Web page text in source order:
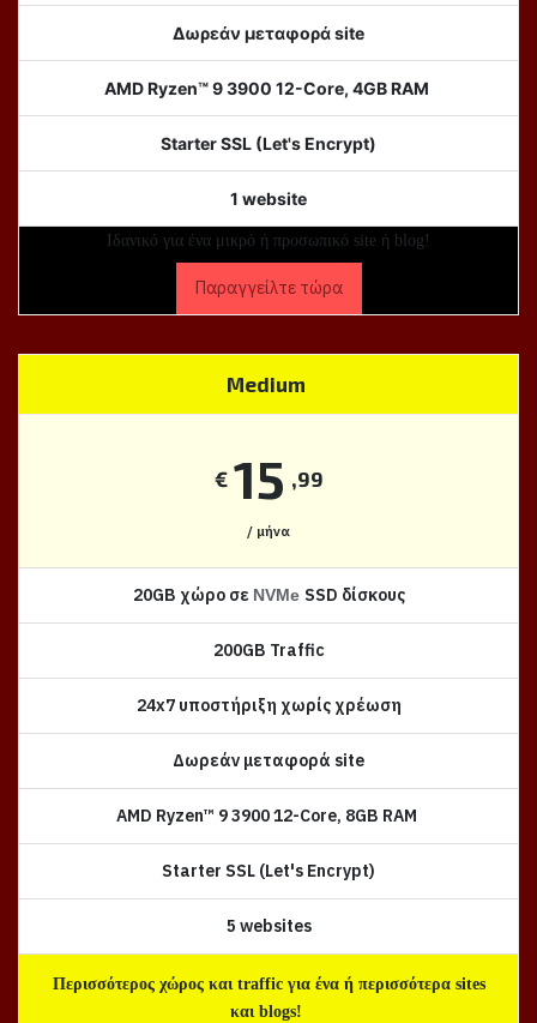
Δωρεάν μεταφορά site
AMD Ryzen™ 9 3900 12-Core, 4GB RAM
Starter SSL (Let's Encrypt)
1 website
Ιδανικό για ένα μικρό ή προσωπικό site ή blog!
Παραγγείλτε τώρα
Medium
€ 15 ,99
/ μήνα
20GB χώρο σε NVMe SSD δίσκους
200GB Traffic
24x7 υποστήριξη χωρίς χρέωση
Δωρεάν μεταφορά site
AMD Ryzen™ 9 3900 12-Core, 8GB RAM
Starter SSL (Let's Encrypt)
5 websites
Περισσότερος χώρος και traffic για ένα ή περισσότερα sites
και blogs!